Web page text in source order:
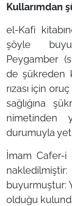
Kullarımdan
el-Kafi
şöyle
Peygamber
de şükreden
rızası için
sağlığına
durumuyla
İmam Cafer-i
buyurmuştur:
olduğu